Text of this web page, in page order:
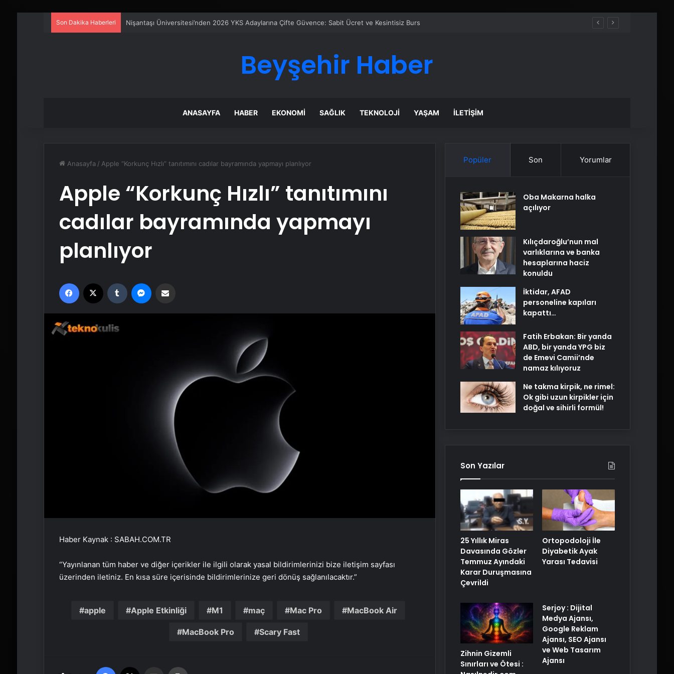
Son Dakika Haberleri 25 Yıllık Miras Davasında Gözler Temmuz Ayındaki Karar Duruşmasına Çevrildi
Beyşehir Haber
ANASAYFA HABER EKONOMI SAĞLIK TEKNOLOJI YAŞAM İLETIŞIM
Anasayfa / Apple “Korkunç Hızlı” tanıtımını cadılar bayramında yapmayı planlıyor
Apple “Korkunç Hızlı” tanıtımını
cadılar bayramında yapmayı
planlıyor
Facebook Tumblr
Haber Kaynak : SABAH.COM.TR
“Yayınlanan tüm haber ve diğer içerikler ile ilgili olarak yasal bildirimlerinizi bize iletişim sayfası
üzerinden iletiniz. En kısa süre içerisinde bildirimlerinize geri dönüş sağlanılacaktır.”
apple Apple Etkinliği M1 maç Mac Pro MacBook Air
MacBook Pro Scary Fast
Facebook Email'den paylaş
Mobilya Takımı Rehberi
Fiyatlandırması
Popüler Son Yorumlar
Oba Makarna halka
açılıyor
Kılıçdaroğlu’nun mal
varlıklarına ve banka
hesaplarına haciz
konuldu
İktidar, AFAD
personeline kapıları
kapattı…
Fatih Erbakan: Bir yanda
ABD, bir yanda YPG biz
de Emevi Camii’nde
namaz kılıyoruz
Ne takma kirpik, ne rimel:
Ok gibi uzun kirpikler için
doğal ve sihirli formül!
Son Yazılar
25 Yıllık Miras
Davasında Gözler
Temmuz Ayındaki
Karar Duruşmasına
Çevrildi
Ortopodoloji İle
Diyabetik Ayak
Yarası Tedavisi
Zihnin Gizemli
Sınırları ve Ötesi :
Serjoy : Dijital
Medya Ajansı,
Google Reklam
Ajansı, SEO Ajansı
ve Web Tasarım
Ajansı